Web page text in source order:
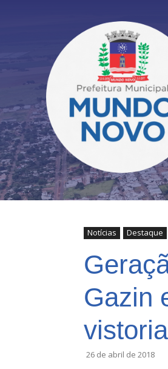
Notícias Destaque
Gazin
26 de abril de 2018